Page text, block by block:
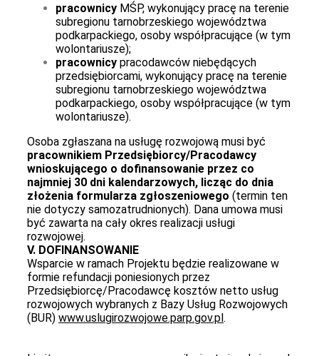
pracownicy MŚP, wykonujący pracę na terenie
subregionu tarnobrzeskiego województwa
podkarpackiego, osoby współpracujące (w tym
wolontariusze);
pracownicy pracodawców niebędących
przedsiębiorcami, wykonujący pracę na terenie
subregionu tarnobrzeskiego województwa
podkarpackiego, osoby współpracujące (w tym
wolontariusze).
Osoba zgłaszana na usługę rozwojową musi być
pracownikiem Przedsiębiorcy/Pracodawcy
wnioskującego o dofinansowanie przez co
najmniej 30 dni kalendarzowych, licząc do dnia
złożenia formularza zgłoszeniowego (termin ten
nie dotyczy samozatrudnionych). Dana umowa musi
być zawarta na cały okres realizacji usługi
rozwojowej.
V. DOFINANSOWANIE
Wsparcie w ramach Projektu będzie realizowane w
formie refundacji poniesionych przez
Przedsiębiorcę/Pracodawcę kosztów netto usług
rozwojowych wybranych z Bazy Usług Rozwojowych
(BUR) www.uslugirozwojowe.parp.gov.pl.